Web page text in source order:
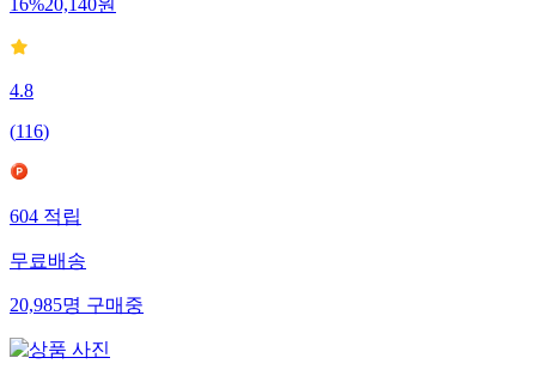
16%20,140원
4.8
(116)
604적립
무료배송
20,985명구매중